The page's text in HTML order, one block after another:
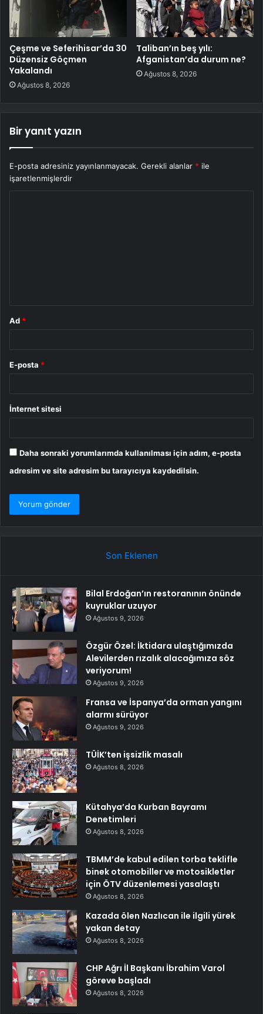
Çeşme ve Seferihisar’da 30
Düzensiz Göçmen
Yakalandı
Ağustos 8, 2026
Taliban’ın beş yılı:
Afganistan’da durum ne?
Ağustos 8, 2026
Bir yanıt yazın
E-posta adresiniz yayınlanmayacak. Gerekli alanlar * ile
işaretlenmişlerdir
Ad *
E-posta *
İnternet sitesi
Daha sonraki yorumlarımda kullanılması için adım, e-posta
adresim ve site adresim bu tarayıcıya kaydedilsin.
Son Eklenen
Bilal Erdoğan’ın restoranının önünde
kuyruklar uzuyor
Ağustos 9, 2026
Özgür Özel: İktidara ulaştığımızda
Alevilerden rızalık alacağımıza söz
veriyorum!
Ağustos 9, 2026
Fransa ve İspanya’da orman yangını
alarmı sürüyor
Ağustos 9, 2026
TÜİK’ten işsizlik masalı
Ağustos 8, 2026
Kütahya’da Kurban Bayramı
Denetimleri
Ağustos 8, 2026
TBMM’de kabul edilen torba teklifle
binek otomobiller ve motosikletler
için ÖTV düzenlemesi yasalaştı
Ağustos 8, 2026
Kazada ölen Nazlıcan ile ilgili yürek
yakan detay
Ağustos 8, 2026
CHP Ağrı İl Başkanı İbrahim Varol
göreve başladı
Ağustos 8, 2026